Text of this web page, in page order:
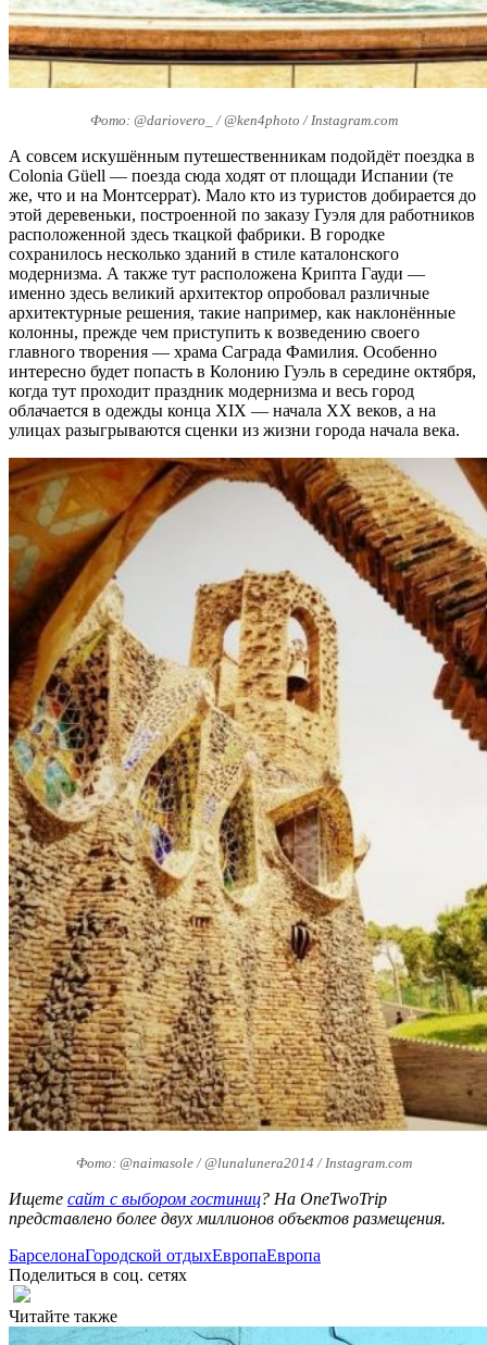
Фото: @dariovero_ / @ken4photo / Instagram.com
А совсем искушённым путешественникам подойдёт поездка в
Colonia Güell — поезда сюда ходят от площади Испании (те
же, что и на Монтсеррат). Мало кто из туристов добирается до
этой деревеньки, построенной по заказу Гуэля для работников
расположенной здесь ткацкой фабрики. В городке
сохранилось несколько зданий в стиле каталонского
модернизма. А также тут расположена Крипта Гауди —
именно здесь великий архитектор опробовал различные
архитектурные решения, такие например, как наклонённые
колонны, прежде чем приступить к возведению своего
главного творения — храма Саграда Фамилия. Особенно
интересно будет попасть в Колонию Гуэль в середине октября,
когда тут проходит праздник модернизма и весь город
облачается в одежды конца XIX — начала XX веков, а на
улицах разыгрываются сценки из жизни города начала века.
Фото: @naimasole / @lunalunera2014 / Instagram.com
Ищете сайт с выбором гостиниц? На OneTwoTrip
представлено более двух миллионов объектов размещения.
БарселонаГородской отдыхЕвропаЕвропа
Поделиться в соц. сетях
Читайте также